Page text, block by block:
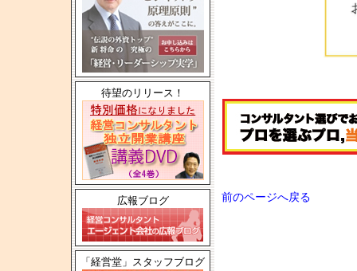
待望のリリース！
広報ブログ
「経営堂」スタッフブログ
前のページへ戻る